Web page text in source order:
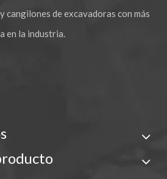
cangilones de excavadoras con más
en la industria.